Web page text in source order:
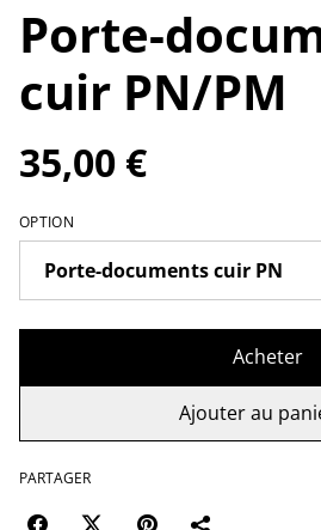
Porte-
cuir PN/PM
35,00 €
OPTION
Acheter
Ajouter au
PARTAGER